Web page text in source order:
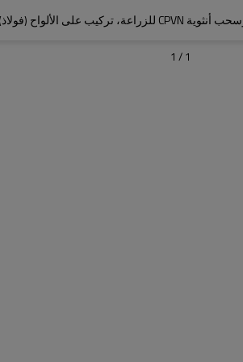
1
/
1